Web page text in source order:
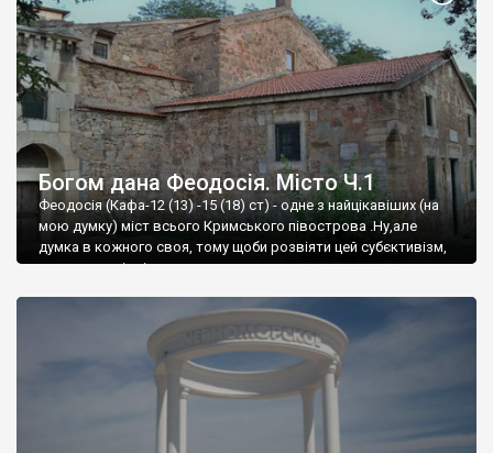
Богом дана Феодосія. Місто Ч.1
Феодосія (Кафа-12 (13) -15 (18) ст) - одне з найцікавіших (на
мою думку) міст всього Кримського півострова .Ну,але
думка в кожного своя, тому щоби розвіяти цей субєктивізм,
запрошую відвідати це